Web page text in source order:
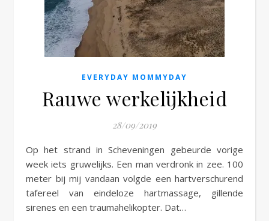
EVERYDAY MOMMYDAY
Rauwe werkelijkheid
28/09/2019
Op het strand in Scheveningen gebeurde vorige
week iets gruwelijks. Een man verdronk in zee. 100
meter bij mij vandaan volgde een hartverschurend
tafereel van eindeloze hartmassage, gillende
sirenes en een traumahelikopter. Dat…